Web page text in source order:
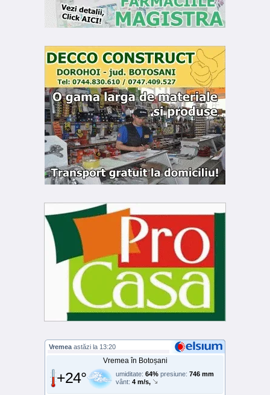
Vremea astăzi la 13:20
Vremea în Botoșani
+24° umiditate: 64% presiune: 746 mm
vânt: 4 m/s,